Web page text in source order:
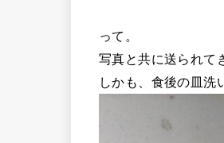
って。
写真と共に送られて
しかも、食後の皿洗